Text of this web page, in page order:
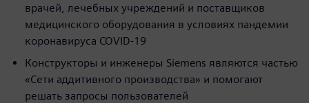
врачей, лечебных учреждений и поставщиков
медицинского оборудования в условиях пандемии
коронавируса COVID-19
Конструкторы и инженеры Siemens являются частью
«Сети аддитивного производства» и помогают
решать запросы пользователей